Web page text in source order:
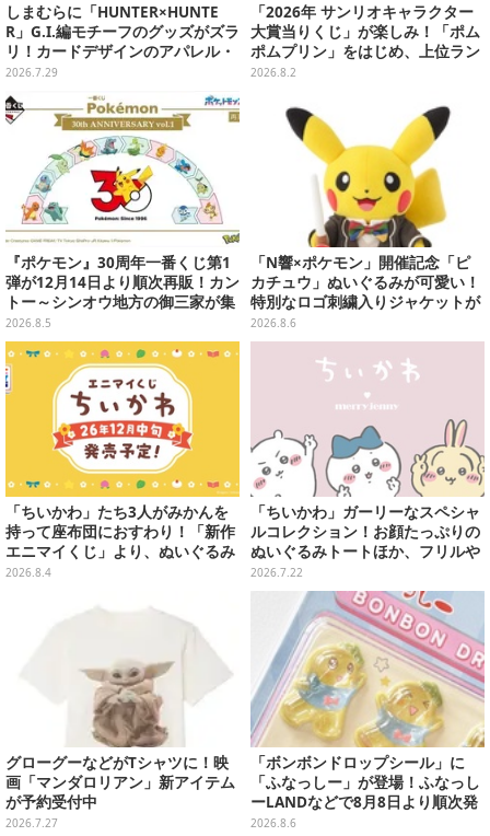
しまむらに「HUNTER×HUNTE
R」G.I.編モチーフのグッズがズラ
リ！カードデザインのアパレル・
雑貨、ゴレイヌの「オレが3人分
になる…」も
2026.7.29
「2026年 サンリオキャラクター
大賞当りくじ」が楽しみ！「ポム
ポムプリン」をはじめ、上位ラン
クインが登場するスペシャル企画
2026.8.2
『ポケモン』30周年一番くじ第1
弾が12月14日より順次再販！カン
トー～シンオウ地方の御三家が集
まった時計、ぬいぐるみなど記念
グッズ盛りだくさん
2026.8.5
「N響×ポケモン」開催記念「ピ
カチュウ」ぬいぐるみが可愛い！
特別なロゴ刺繍入りジャケットが
オシャレ
2026.8.6
「ちいかわ」たち3人がみかんを
持って座布団におすわり！「新作
エニマイくじ」より、ぬいぐるみ
画像が初公開
2026.8.4
「ちいかわ」ガーリーなスペシャ
ルコレクション！お顔たっぷりの
ぬいぐるみトートほか、フリルや
リボンが可愛いTシャツなどが発
2026.7.22
グローグーなどがTシャツに！映
画「マンダロリアン」新アイテム
が予約受付中
2026.7.27
「ボンボンドロップシール」に
「ふなっしー」が登場！ふなっし
ーLANDなどで8月8日より順次発
売
2026.8.6